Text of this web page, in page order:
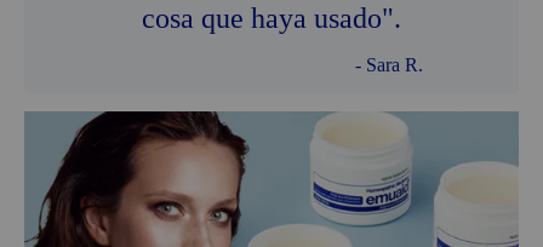
cosa que haya usado".
- Sara R.